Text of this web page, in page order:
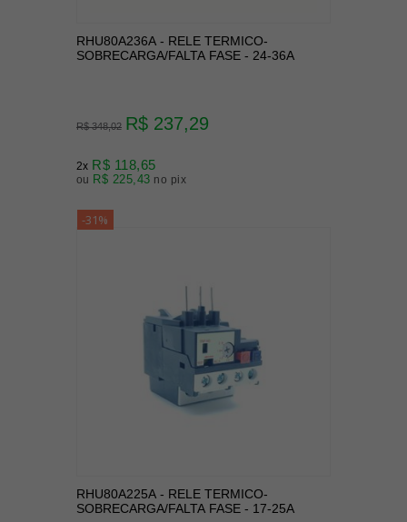
RHU80A236A - RELE TERMICO-
SOBRECARGA/FALTA FASE - 24-36A
R$ 348,02 R$ 237,29
2x R$ 118,65
ou R$ 225,43 no pix
-31%
RHU80A225A - RELE TERMICO-
SOBRECARGA/FALTA FASE - 17-25A